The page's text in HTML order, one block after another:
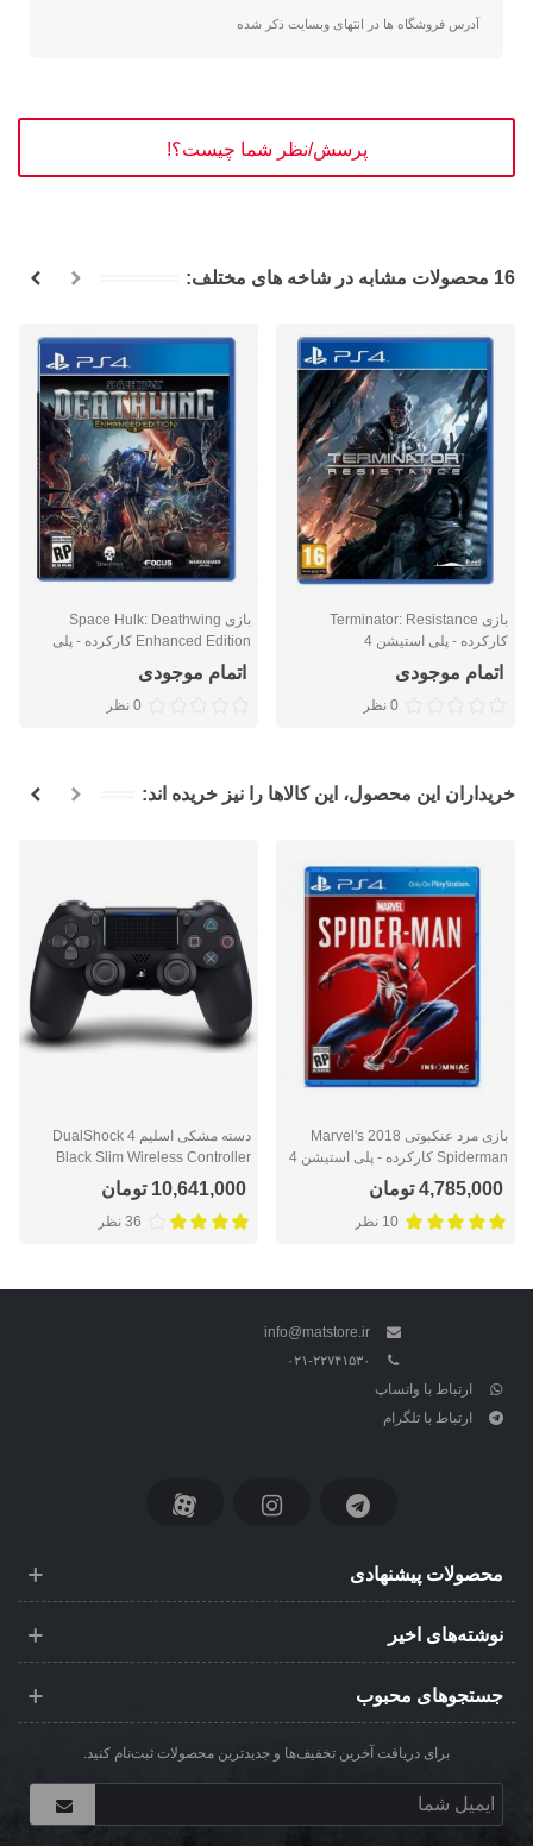
آدرس فروشگاه ها در انتهای وبسایت ذکر شده
پرسش/نظر شما چیست؟!
16 محصولات مشابه در شاخه های مختلف:
بازی Terminator: Resistance
کارکرده - پلی استیشن 4
اتمام موجودی
0 نظر
بازی Space Hulk: Deathwing
Enhanced Edition کارکرده - پلی
استیشن 4
اتمام موجودی
0 نظر
خریداران این محصول، این کالاها را نیز خریده اند:
بازی مرد عنکبوتی 2018 Marvel's
Spiderman کارکرده - پلی استیشن 4
4,785,000 تومان
10 نظر
دسته مشکی اسلیم DualShock 4
Black Slim Wireless Controller
10,641,000 تومان
36 نظر
info@matstore.ir
۰۲۱-۲۲۷۴۱۵۳۰
ارتباط با واتساپ
ارتباط با تلگرام
محصولات پیشنهادی
نوشته‌های اخیر
جستجوهای محبوب
برای دریافت آخرین تخفیف‌ها و جدیدترین محصولات ثبت‌نام کنید.